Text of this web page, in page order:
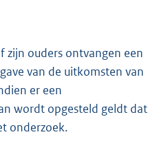
zijn ouders ontvangen een
van de uitkomsten van
er een
wordt opgesteld geldt dat
onderzoek.